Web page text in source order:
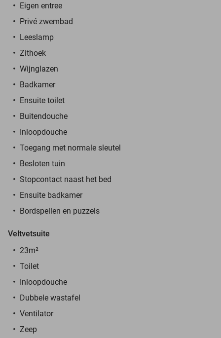
Eigen entree
Privé zwembad
Leeslamp
Zithoek
Wijnglazen
Badkamer
Ensuite toilet
Buitendouche
Inloopdouche
Toegang met normale sleutel
Besloten tuin
Stopcontact naast het bed
Ensuite badkamer
Bordspellen en puzzels
Veltvetsuite
23m²
Toilet
Inloopdouche
Dubbele wastafel
Ventilator
Zeep